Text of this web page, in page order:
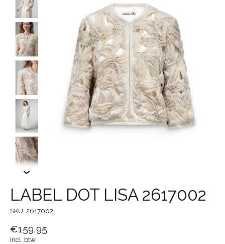
LABEL DOT LISA 2617002
SKU: 2617002
€159,95
Incl. btw